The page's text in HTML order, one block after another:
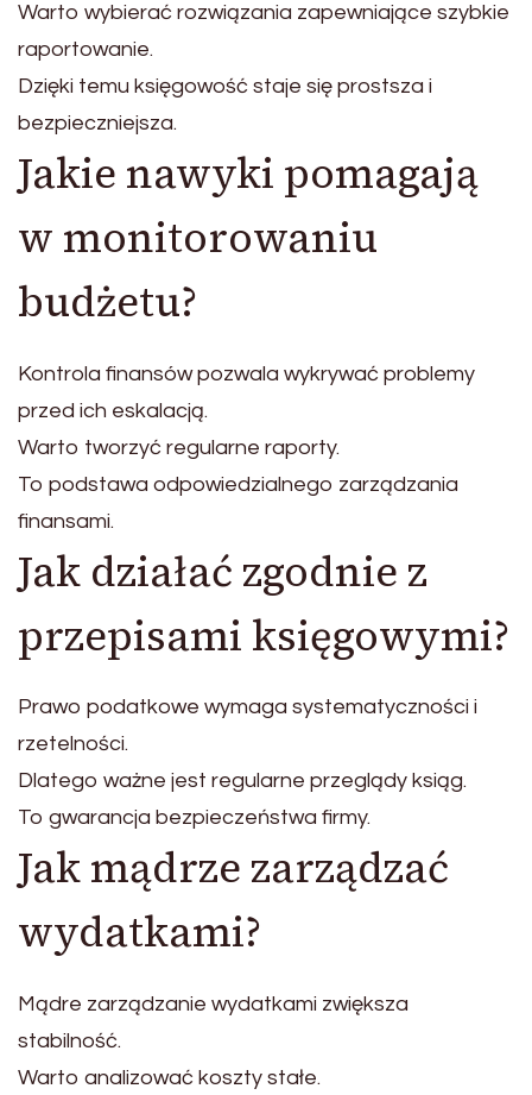
Warto wybierać rozwiązania zapewniające szybkie
raportowanie.
Dzięki temu księgowość staje się prostsza i
bezpieczniejsza.
Jakie nawyki pomagają
w monitorowaniu
budżetu?
Kontrola finansów pozwala wykrywać problemy
przed ich eskalacją.
Warto tworzyć regularne raporty.
To podstawa odpowiedzialnego zarządzania
finansami.
Jak działać zgodnie z
przepisami księgowymi?
Prawo podatkowe wymaga systematyczności i
rzetelności.
Dlatego ważne jest regularne przeglądy ksiąg.
To gwarancja bezpieczeństwa firmy.
Jak mądrze zarządzać
wydatkami?
Mądre zarządzanie wydatkami zwiększa
stabilność.
Warto analizować koszty stałe.